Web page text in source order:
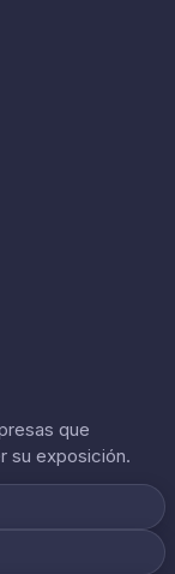
que
su exposición.